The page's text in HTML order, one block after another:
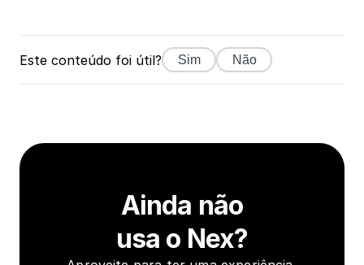
Este conteúdo foi útil? Sim Não
Ainda não
usa o Nex?